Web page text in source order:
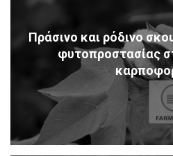
Πράσινο και ρόδινο
φυτοπροστασίας